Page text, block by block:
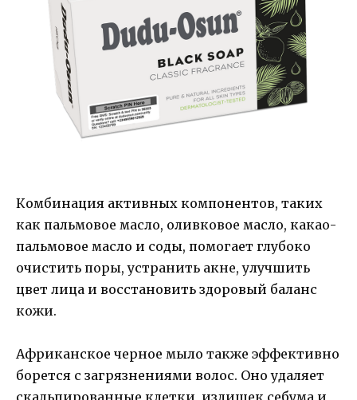
Комбинация активных компонентов, таких
как пальмовое масло, оливковое масло, какао-
пальмовое масло и соды, помогает глубоко
очистить поры, устранить акне, улучшить
цвет лица и восстановить здоровый баланс
кожи.
Африканское черное мыло также эффективно
борется с загрязнениями волос. Оно удаляет
скальпированные клетки, излишек себума и